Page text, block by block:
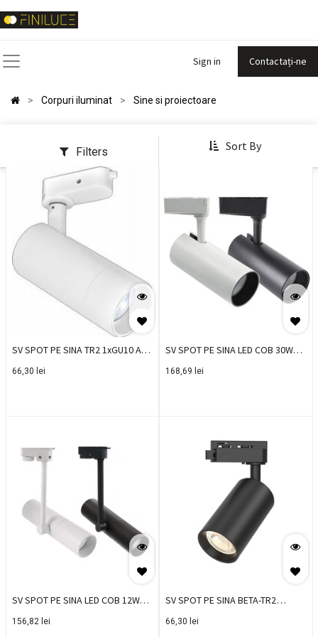
Sign in Contactați-ne
Corpuri iluminat Sine si proiectoare
Filters Sort By
SV SPOT PE SINA TR2 1xGU10 ALB
BR-BH04-00600
66,30 lei
SV SPOT PE SINA LED COB 30W
4500K 36GR 220V NEGRU VT-
SS2101810
168,69 lei
SV SPOT PE SINA LED COB 12W
4500K 15GR 220V NEGRU VT-
SS2101670
156,82lei
SV SPOT PE SINA BETA-TR2
1xGU10 NEGRU BR-BH04-10601
66,30 lei